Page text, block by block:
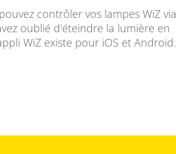
contrôler vos lampes WiZ via
oublié d'éteindre la lumière en
WiZ existe pour iOS et Android.